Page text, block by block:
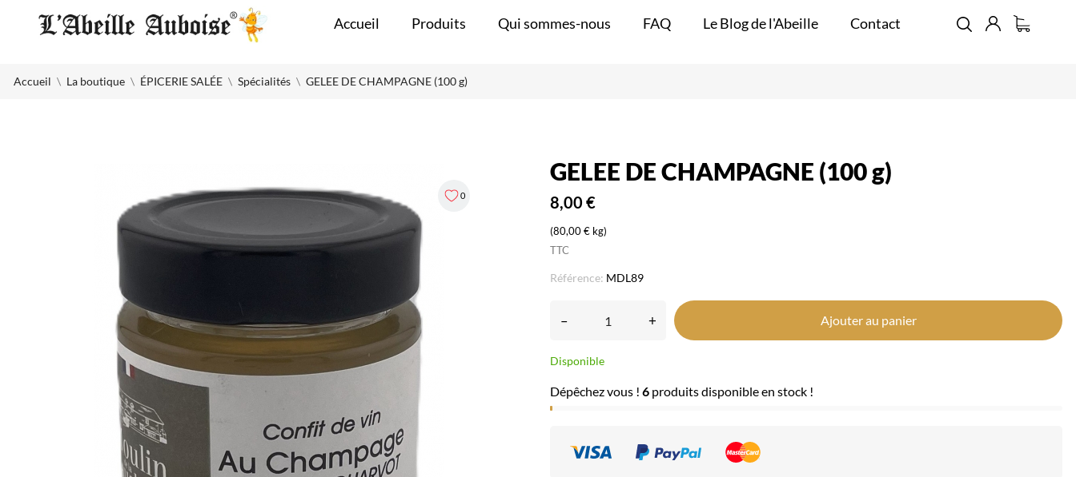
Accueil Produits Qui sommes-nous FAQ Le Blog de l'Abeille Contact
Accueil La boutique ÉPICERIE SALÉE Spécialités GELEE DE CHAMPAGNE (100 g)
0
GELEE DE CHAMPAGNE (100 g)
8,00 €
(80,00 € kg)
TTC
Référence: MDL89
– + Ajouter au panier
Disponible
Dépêchez vous ! 6 produits disponible en stock !